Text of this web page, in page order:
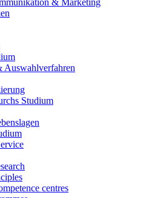
& Marketing
Auswahlverfahren
Studium
centres